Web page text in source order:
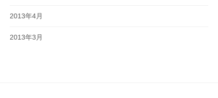
2013年4月
2013年3月